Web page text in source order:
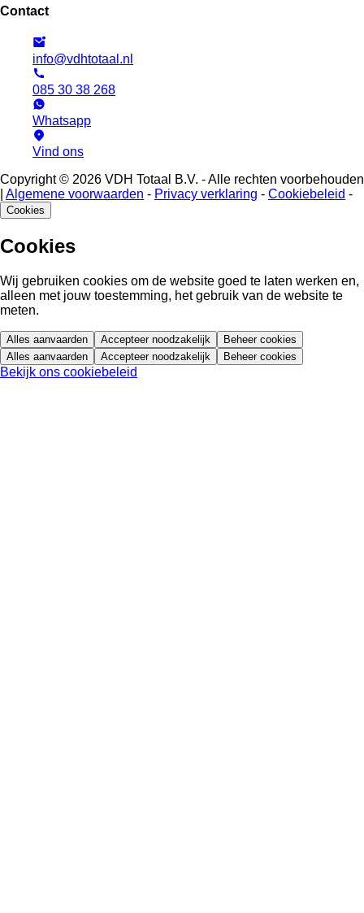
Contact
info@vdhtotaal.nl
085 30 38 268
Whatsapp
Vind ons
Copyright © 2026 VDH Totaal B.V. - Alle rechten voorbehouden
Algemene voorwaarden - Privacy verklaring - Cookiebeleid -
Cookies
Cookies
Wij gebruiken cookies om de website goed te laten werken en,
alleen met jouw toestemming, het gebruik van de website te
meten.
Alles aanvaarden Accepteer noodzakelijk
Beheer cookies
Alles aanvaarden
Accepteer noodzakelijk Beheer cookies
Bekijk ons cookiebeleid